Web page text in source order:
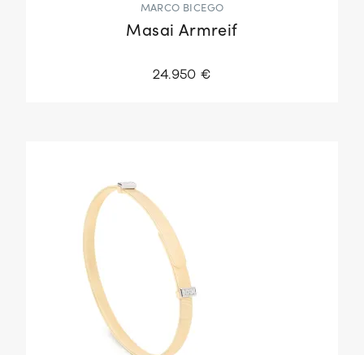
MARCO BICEGO
Masai Armreif
24.950 €